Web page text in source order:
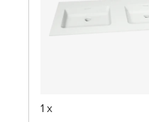
1 x